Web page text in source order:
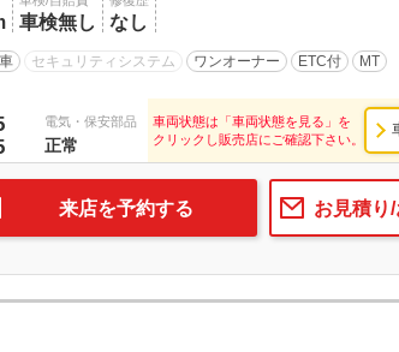
車検無し なし
セキュリティシステム ワンオーナー ETC付 MT
電気・保安部品
正常
車両状態は「車両状態を見る」を
クリックし販売店にご確認下さい。
お見積り
来店を予約する